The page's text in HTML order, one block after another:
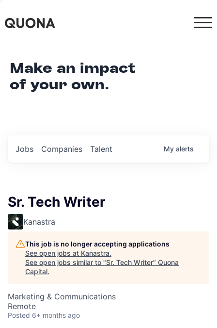
Make an impact
of your own.
Jobs Companies Talent My alerts
Sr. Tech Writer
Kanastra
This job is no longer accepting applications
See open jobs at Kanastra.
See open jobs similar to "Sr. Tech Writer" Quona
Capital.
Marketing & Communications
Remote
Posted 6+ months ago